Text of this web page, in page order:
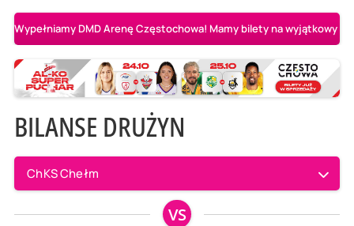
Wypełniamy DMD Arenę Częstochowa! Mamy bilety na wyjątkowy
BILANSE DRUŻYN
ChKS Chełm
VS